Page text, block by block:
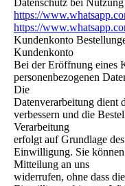
Datenschutz bei
https://
https://
Kundenkonto
Kundenkonto
Bei der Eröffnung eines
personenbezogenen
Die
Datenverarbeitung dient
verbessern und die
Verarbeitung
erfolgt auf Grundlage
Einwilligung. Sie
Mitteilung an uns
widerrufen, ohne dass